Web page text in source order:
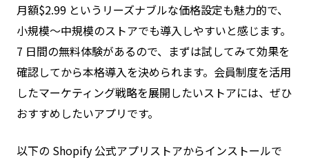
月額$2.99 というリーズナブルな価格設定も魅力的で、
小規模〜中規模のストアでも導入しやすいと感じます。
7 日間の無料体験があるので、まずは試してみて効果を
確認してから本格導入を決められます。会員制度を活用
したマーケティング戦略を展開したいストアには、ぜひ
おすすめしたいアプリです。
以下の Shopify 公式アプリストアからインストールで